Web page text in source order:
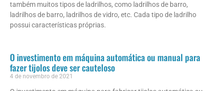
também muitos tipos de ladrilhos, como ladrilhos de barro,
ladrilhos de barro, ladrilhos de vidro, etc. Cada tipo de ladrilho
possui características próprias.
O investimento em máquina automática ou manual para
fazer tijolos deve ser cauteloso
4 de novembro de 2021